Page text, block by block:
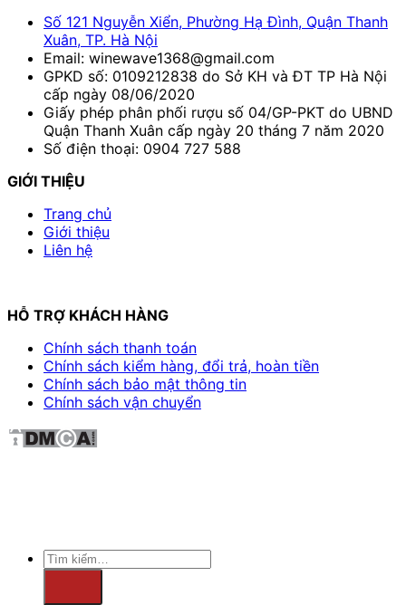
Số 121 Nguyễn Xiển, Phường Hạ Đình, Quận Thanh
Xuân, TP. Hà Nội
Email: winewave1368@gmail.com
GPKD số: 0109212838 do Sở KH và ĐT TP Hà Nội
cấp ngày 08/06/2020
Giấy phép phân phối rượu số 04/GP-PKT do UBND
Quận Thanh Xuân cấp ngày 20 tháng 7 năm 2020
Số điện thoại: 0904 727 588
GIỚI THIỆU
Trang chủ
Giới thiệu
Liên hệ
HỖ TRỢ KHÁCH HÀNG
Chính sách thanh toán
Chính sách kiểm hàng, đổi trả, hoàn tiền
Chính sách bảo mật thông tin
Chính sách vận chuyển
Tìm
kiếm: